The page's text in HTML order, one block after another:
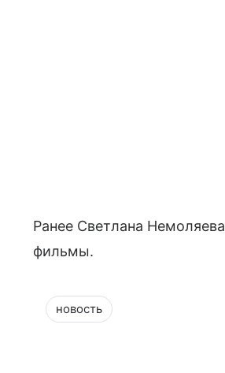
Ранее Светлана Немоляева
фильмы.
новость